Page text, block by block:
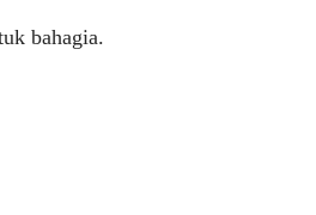
bahagia.